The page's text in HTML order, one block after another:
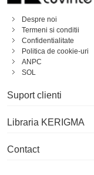
Despre noi
Termeni si conditii
Confidentialitate
Politica de cookie-uri
ANPC
SOL
Suport clienti
Libraria KERIGMA
Contact